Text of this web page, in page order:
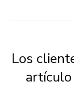
Los